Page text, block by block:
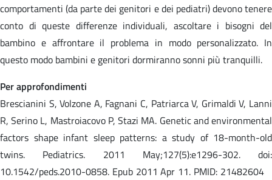
comportamenti (da parte dei genitori e dei pediatri) devono tenere
conto di queste differenze individuali, ascoltare i bisogni del
bambino e affrontare il problema in modo personalizzato. In
questo modo bambini e genitori dormiranno sonni più tranquilli.
Per approfondimenti
Brescianini S, Volzone A, Fagnani C, Patriarca V, Grimaldi V, Lanni
R, Serino L, Mastroiacovo P, Stazi MA. Genetic and environmental
factors shape infant sleep patterns: a study of 18-month-old
twins. Pediatrics. 2011 May;127(5):e1296-302. doi:
10.1542/peds.2010-0858. Epub 2011 Apr 11. PMID: 21482604